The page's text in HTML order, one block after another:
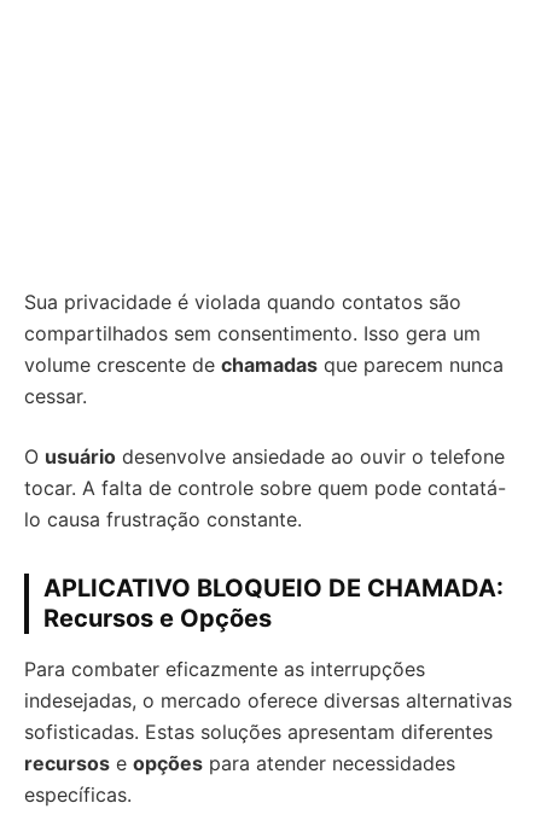
Sua privacidade é violada quando contatos são
compartilhados sem consentimento. Isso gera um
volume crescente de chamadas que parecem nunca
cessar.
O usuário desenvolve ansiedade ao ouvir o telefone
tocar. A falta de controle sobre quem pode contatá-
lo causa frustração constante.
APLICATIVO BLOQUEIO DE CHAMADA:
Recursos e Opções
Para combater eficazmente as interrupções
indesejadas, o mercado oferece diversas alternativas
sofisticadas. Estas soluções apresentam diferentes
recursos e opções para atender necessidades
específicas.